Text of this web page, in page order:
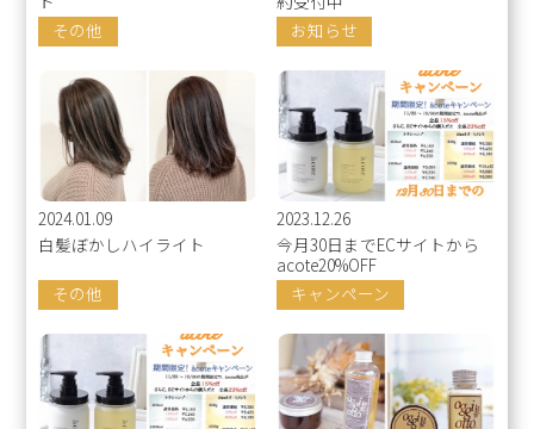
その他
お知らせ
2024.01.09
白髪ぼかしハイライト
その他
2023.12.26
今月30日までECサイトから
acote20%OFF
キャンペーン